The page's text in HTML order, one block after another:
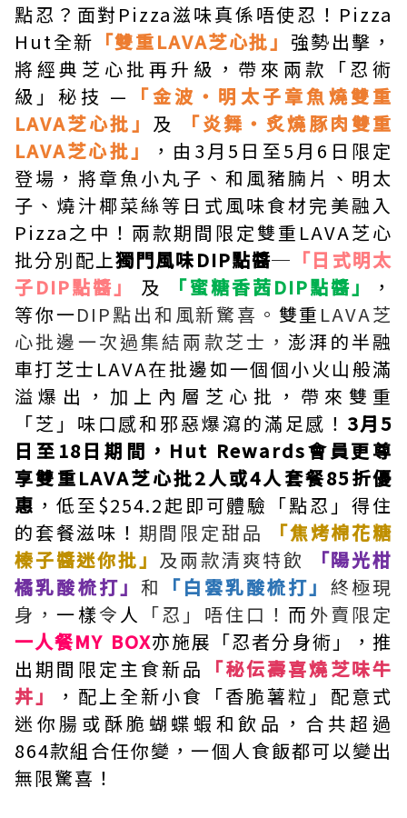
點忍？面對Pizza滋味真係唔使忍！Pizza
Hut全新 「雙重LAVA芝心批」 強勢出擊，
將經典芝心批再升級，帶來兩款「忍術
級」秘技 —
「金波・明太子章魚燒雙重
LAVA芝心批」 及
「炎舞・炙燒豚肉雙重
LAVA芝心批」
，由3月5日至5月6日限定
登場，將章魚小丸子、和風豬腩片、明太
子、燒汁椰菜絲等日式風味食材完美融入
Pizza之中！兩款期間限定雙重LAVA芝心
批分別配上獨門風味DIP點醬─ 「日式明太
子DIP點醬」
及 「蜜糖香茜DIP點醬」
，
等你一DIP點出和風新驚喜。 雙重 LAVA芝
心批邊一次過集結兩款芝士，澎湃的半融
車打芝士LAVA在批邊如一個個小火山般滿
溢爆出，加上內層芝心批，帶來雙重
「芝」味口感和邪惡爆瀉的滿足感！ 3月5
日至18日期間，Hut Rewards會員更尊
享雙重LAVA芝心批2人或4人套餐85折優
惠 ，低至$254.2起即可體驗「點忍」得住
的套餐滋味！ 期間限定甜品
「焦烤棉花糖
榛子醬迷你批」 及兩款清爽特飲
「陽光柑
橘乳酸梳打」和 「白雲乳酸梳打」 終極現
身，一樣令人 「忍」唔住口！ 而 外賣限定
一人餐MY BOX亦施展「忍者分身術」，推
出期間限定主食新品
「秘伝壽喜燒芝味牛
丼」
，配上全新小食「香脆薯粒」配意式
迷你腸或酥脆蝴蝶蝦和飲品，合共超過
864款組合任你變，一個人食飯都可以變出
無限驚喜！